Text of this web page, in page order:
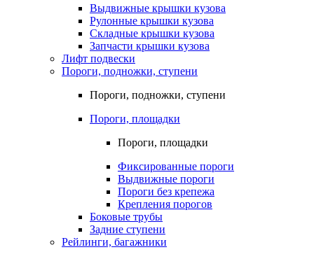
Выдвижные крышки кузова
Рулонные крышки кузова
Складные крышки кузова
Запчасти крышки кузова
Лифт подвески
Пороги, подножки, ступени
Пороги, подножки, ступени
Пороги, площадки
Пороги, площадки
Фиксированные пороги
Выдвижные пороги
Пороги без крепежа
Крепления порогов
Боковые трубы
Задние ступени
Рейлинги, багажники